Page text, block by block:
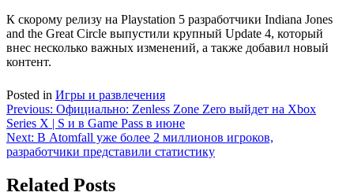
К скорому релизу на Playstation 5 разработчики Indiana Jones
and the Great Circle выпустили крупный Update 4, который
внес несколько важных изменений, а также добавил новый
контент.
Posted in Игры и развлечения
Навигация
по
записям
Previous: Официально: Zenless Zone Zero выйдет на Xbox
Series X | S и в Game Pass в июне
Next: В Atomfall уже более 2 миллионов игроков,
разработчики представили статистику
Related Posts